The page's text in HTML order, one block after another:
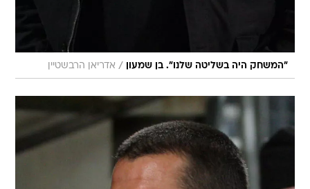
"המשחק היה בשליטה שלנו". בן שמעון / אדריאן הרבשטיין